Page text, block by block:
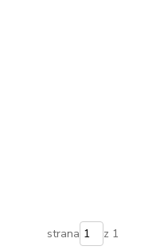
strana z 1